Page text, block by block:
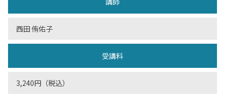
西田 侑佑子
受講料
3,240円（税込）